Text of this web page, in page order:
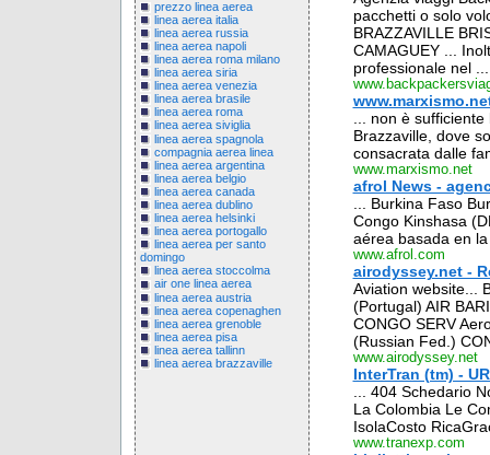
prezzo linea aerea
linea aerea italia
linea aerea russia
linea aerea napoli
linea aerea roma milano
linea aerea siria
linea aerea venezia
linea aerea brasile
linea aerea roma
linea aerea siviglia
linea aerea spagnola
compagnia aerea linea
linea aerea argentina
linea aerea belgio
linea aerea canada
linea aerea dublino
linea aerea helsinki
linea aerea portogallo
linea aerea per santo
domingo
linea aerea stoccolma
air one linea aerea
linea aerea austria
linea aerea copenaghen
linea aerea grenoble
linea aerea pisa
linea aerea tallinn
linea aerea brazzaville
pacchetti o solo
BRAZZAVILLE
CAMAGUEY ...
professionale nel ...
... non è
Brazzaville, dove
consacrata dalle
www.marxismo.net
afrol News -
... Burkina Faso
Congo Kinshasa
aérea basada en
www.afrol.com
airodyssey.net -
Aviation website...
(Portugal) AIR
CONGO SERV
(Russian Fed.)
www.airodyssey.net
InterTran (tm) -
... 404 Schedario
La Colombia Le
IsolaCosto
www.tranexp.com